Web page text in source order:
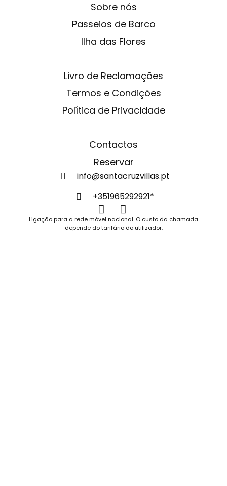
Sobre nós
Passeios de Barco
Ilha das Flores
Livro de Reclamações
Termos e Condições
Política de Privacidade
Contactos
Reservar
info@santacruzvillas.pt
+351965292921*
Ligação para a rede móvel nacional. O custo da chamada
depende do tarifário do utilizador.